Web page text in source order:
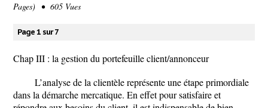
Pages) • 605 Vues
Page 1 sur 7
Chap III : la gestion du portefeuille client/annonceur
L’analyse de la clientèle représente une étape primordiale
dans la démarche mercatique. En effet pour satisfaire et